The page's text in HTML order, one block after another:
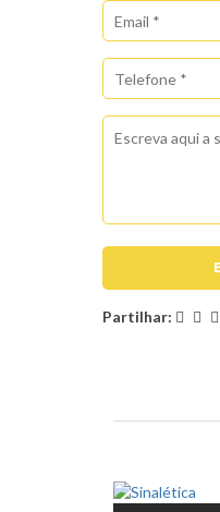
Partilhar: